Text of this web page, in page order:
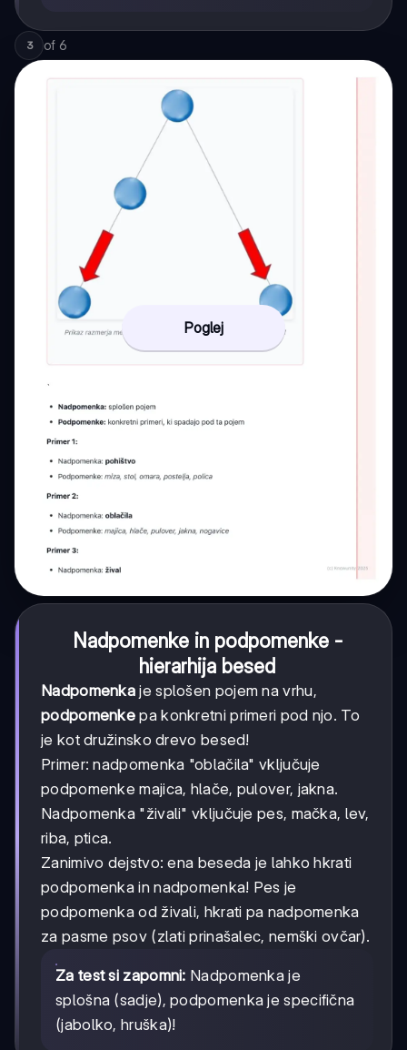
3 of 6
Poglej
Nadpomenke in podpomenke -
hierarhija besed
Nadpomenka je splošen pojem na vrhu,
podpomenke pa konkretni primeri pod njo. To
je kot družinsko drevo besed!
Primer: nadpomenka "oblačila" vključuje
podpomenke majica, hlače, pulover, jakna.
Nadpomenka "živali" vključuje pes, mačka, lev,
riba, ptica.
Zanimivo dejstvo: ena beseda je lahko hkrati
podpomenka in nadpomenka! Pes je
podpomenka od živali, hkrati pa nadpomenka
za pasme psov (zlati prinašalec, nemški ovčar).
Za test si zapomni: Nadpomenka je
splošna (sadje), podpomenka je specifična
(jabolko, hruška)!